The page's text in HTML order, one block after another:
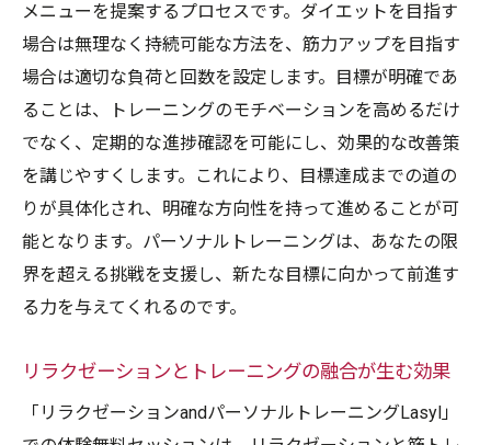
初心者に必要な基本的な知識
体験を通じた新しい発見と出会い
筋トレを長く楽しむための秘訣
メニューを提案するプロセスです。ダイエットを目指す
場合は無理なく持続可能な方法を、筋力アップを目指す
場合は適切な負荷と回数を設定します。目標が明確であ
ることは、トレーニングのモチベーションを高めるだけ
でなく、定期的な進捗確認を可能にし、効果的な改善策
を講じやすくします。これにより、目標達成までの道の
りが具体化され、明確な方向性を持って進めることが可
能となります。パーソナルトレーニングは、あなたの限
界を超える挑戦を支援し、新たな目標に向かって前進す
る力を与えてくれるのです。
リラクゼーションとトレーニングの融合が生む効果
「リラクゼーションandパーソナルトレーニングLasyl」